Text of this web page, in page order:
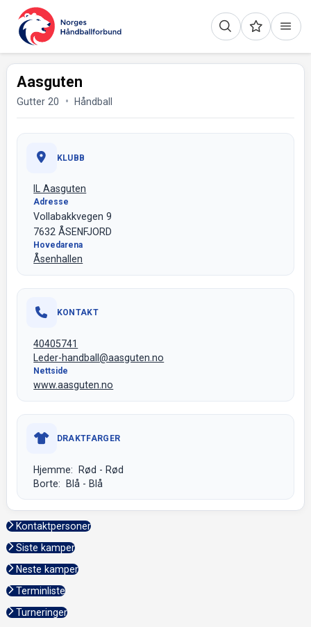
Aasguten
Gutter 20 Håndball
KLUBB
IL Aasguten
Adresse
Vollabakkvegen 9
7632 ÅSENFJORD
Hovedarena
Åsenhallen
KONTAKT
40405741
Leder-handball@aasguten.no
Nettside
www.aasguten.no
DRAKTFARGER
Hjemme: Rød - Rød
Borte: Blå - Blå
Kontaktpersoner
Siste kamper
Neste kamper
Terminliste
Turneringer